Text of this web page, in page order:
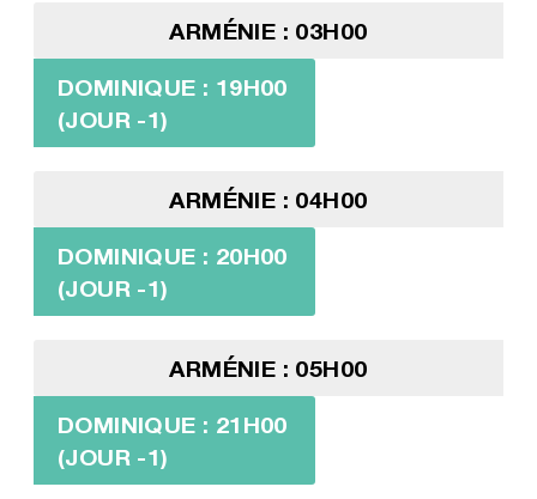
ARMÉNIE : 03H00
DOMINIQUE : 19H00
(JOUR -1)
ARMÉNIE : 04H00
DOMINIQUE : 20H00
(JOUR -1)
ARMÉNIE : 05H00
DOMINIQUE : 21H00
(JOUR -1)